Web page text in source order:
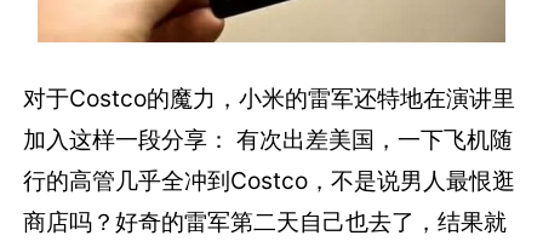
对于Costco的魔力，小米的雷军还特地在演讲里
加入这样一段分享： 有次出差美国，一下飞机随
行的高管几乎全冲到Costco，不是说男人最恨逛
商店吗？好奇的雷军第二天自己也去了，结果就